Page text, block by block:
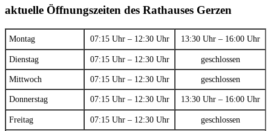
aktuelle Öffnungszeiten des Rathauses Gerzen
Montag 07:15 Uhr – 12:30 Uhr 13:30 Uhr – 16:00 Uhr
Dienstag 07:15 Uhr – 12:30 Uhr geschlossen
Mittwoch 07:15 Uhr – 12:30 Uhr geschlossen
Donnerstag 07:15 Uhr – 12:30 Uhr 13:30 Uhr – 16:00 Uhr
Freitag 07:15 Uhr – 12:30 Uhr geschlossen